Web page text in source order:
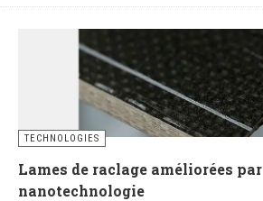
TECHNOLOGIES
Lames de raclage améliorées par
nanotechnologie